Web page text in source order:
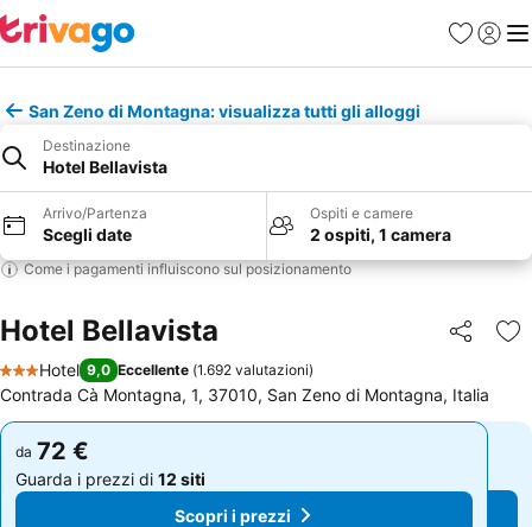
PreferitiAccedi
San Zeno di Montagna: visualizza tutti gli alloggi
Destinazione
Hotel Bellavista
Arrivo/Partenza
Scegli date
Ospiti e camere
2 ospiti, 1 camera
Come i pagamenti influiscono sul posizionamento
Hotel Bellavista Condividi
3 Stelle
Hotel 9,0 Eccellente (1.692 valutazioni)
Contrada Cà Montagna, 1, 37010, San Zeno di Montagna, Italia
da 72 €
Guarda i prezzi di 12 siti
Scopri i prezzi
da 72 €
Guarda i prezzi di 12 siti
Scopri i prezzi